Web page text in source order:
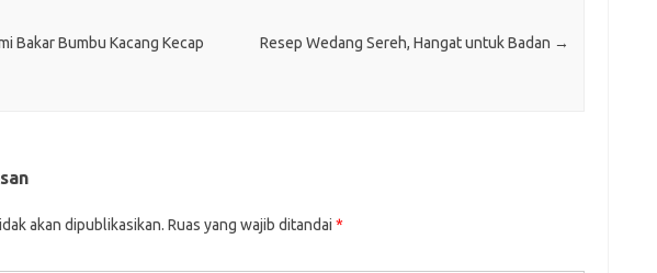
Bakar Bumbu Kacang Kecap
Resep Wedang Sereh, Hangat untuk Badan →
akan dipublikasikan. Ruas yang wajib ditandai *